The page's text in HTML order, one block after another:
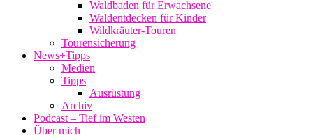
Waldbaden für Erwachsene
Waldentdecken für Kinder
Wildkräuter-Touren
Tourensicherung
News+Tipps
Medien
Tipps
Ausrüstung
Archiv
Podcast – Tief im Westen
Über mich